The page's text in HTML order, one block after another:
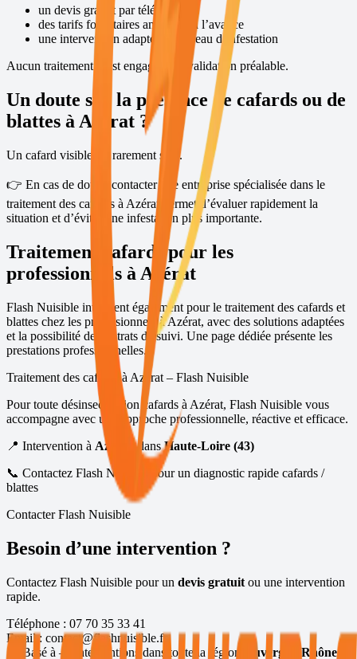
un devis gratuit par téléphone
des tarifs forfaitaires annoncés à l’avance
une intervention adaptée au niveau d’infestation
Aucun traitement n’est engagé sans validation préalable.
Un doute sur la présence de cafards ou de
blattes à Azérat ?
Un cafard visible est rarement seul.
👉 En cas de doute, contacter une entreprise spécialisée dans le
traitement des cafards à Azérat
permet d’évaluer rapidement la
situation et d’éviter une infestation plus importante.
Traitement cafards pour les
professionnels à Azérat
Flash Nuisible intervient également pour le traitement des cafards et
blattes chez les professionnels àAzérat, avec des solutions adaptées
et la possibilité de contrats de suivi. Une page dédiée présente les
prestations professionnelles.
Traitement des cafards à Azérat – Flash Nuisible
Pour toute désinsectisation cafards à Azérat, Flash Nuisible vous
accompagne avec une approche professionnelle, réactive et efficace.
📍 Intervention à Azérat , dans Haute-Loire (43)
📞 Contactez Flash Nuisible pour un diagnostic rapide cafards /
blattes
Contacter Flash Nuisible
Besoin d’une intervention ?
Contactez Flash Nuisible pour un devis gratuit ou une intervention
rapide.
Téléphone : 07 70 35 33 41
Email : contact@flashnuisible.fr
📍 Basé à — interventions dans toute la région Auvergne-Rhône-